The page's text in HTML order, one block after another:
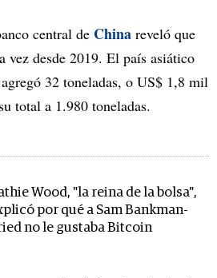
central de China reveló que
vez desde 2019. El país asiático
32 toneladas, o US$ 1,8 mil
total a 1.980 toneladas.
Wood, "la reina de la bolsa",
por qué a Sam Bankman-
no le gustaba Bitcoin